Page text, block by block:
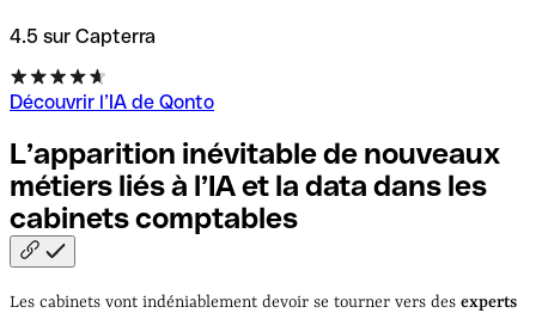
4.5 sur Capterra
Découvrir l’IA de Qonto
L’apparition inévitable de nouveaux
métiers liés à l’IA et la data dans les
cabinetscomptables
Les cabinets vont indéniablement devoir se tourner vers des experts